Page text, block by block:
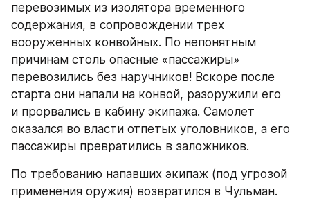
перевозимых из изолятора временного
содержания, в сопровождении трех
вооруженных конвойных. По непонятным
причинам столь опасные «пассажиры»
перевозились без наручников! Вскоре после
старта они напали на конвой, разоружили его
и прорвались в кабину экипажа. Самолет
оказался во власти отпетых уголовников, а его
пассажиры превратились в заложников.
По требованию напавших экипаж (под угрозой
применения оружия) возвратился в Чульман.